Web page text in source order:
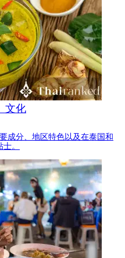
文化
成分、地区特色以及在泰国和
。